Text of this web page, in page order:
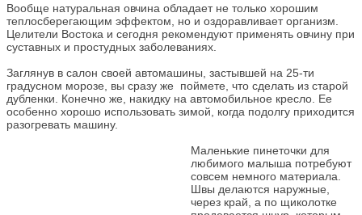
Вообще натуральная овчина обладает не только хорошим
теплосберегающим эффектом, но и оздоравливает организм.
Целители Востока и сегодня рекомендуют применять овчину при
суставных и простудных заболеваниях.
Заглянув в салон своей автомашины, застывшей на 25-ти
градусном морозе, вы сразу же поймете, что сделать из старой
дубленки. Конечно же, накидку на автомобильное кресло. Ее
особенно хорошо использовать зимой, когда подолгу приходится
разогревать машину.
Маленькие пинеточки для
любимого малыша потребуют
совсем немного материала.
Швы делаются наружные,
через край, а по щиколотке